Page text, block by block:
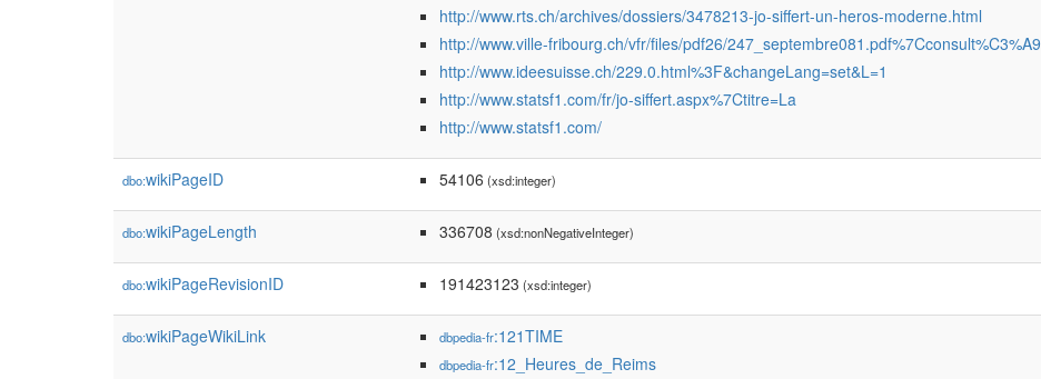
http://www.rts.ch/archives/dossiers/3478213-jo-siffert-un-heros-moderne.html
http://www.ville-fribourg.ch/vfr/files/pdf26/247_septembre081.pdf%7Cconsult%C3%A9
http://www.ideesuisse.ch/229.0.html%3F&changeLang=set&L=1
http://www.statsf1.com/fr/jo-siffert.aspx%7Ctitre=La
http://www.statsf1.com/
dbo:wikiPageID 54106 (xsd:integer)
dbo:wikiPageLength 336708 (xsd:nonNegativeInteger)
dbo:wikiPageRevisionID 191423123 (xsd:integer)
dbo:wikiPageWikiLink dbpedia-fr:121TIME
dbpedia-fr:12_Heures_de_Reims